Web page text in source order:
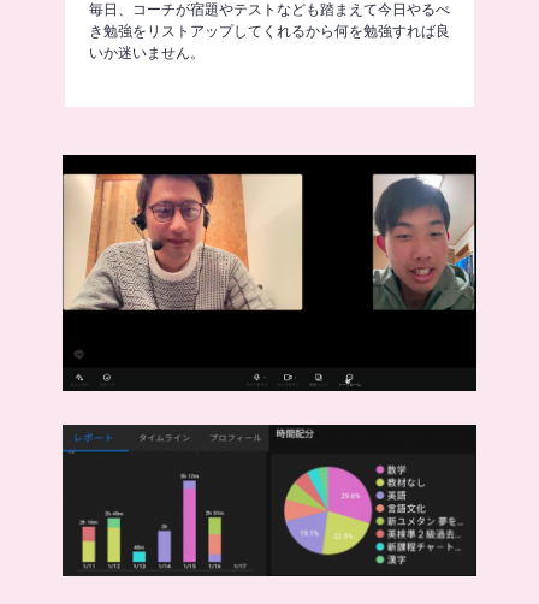
毎日、コーチが宿題やテストなども踏まえて今日やるべ
き勉強をリストアップしてくれるから何を勉強すれば良
いか迷いません。